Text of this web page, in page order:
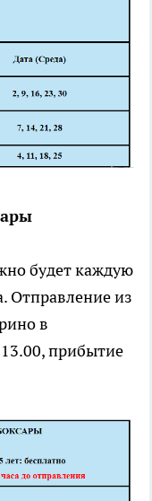
будет каждую
Отправление из
в
прибытие